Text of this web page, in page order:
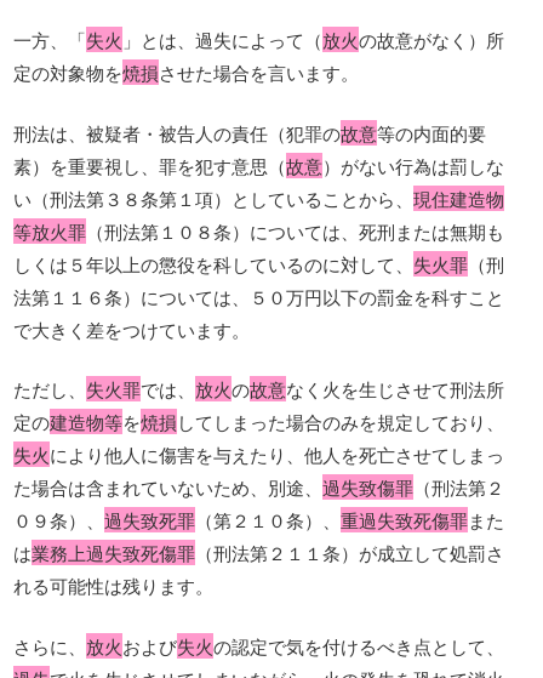
一方、「失火 」とは、過失によって（放火の故意がなく）所
定の対象物を焼損させた場合を言います。
刑法は、被疑者・被告人の責任（犯罪の故意等の内面的要
素）を重要視し、罪を犯す意思（故意）がない行為は罰しな
い（刑法第３８条第１項）としていることから、現住建造物
等放火罪 （刑法第１０８条）については、死刑または無期も
しくは５年以上の懲役を科しているのに対して、 失火罪 （刑
法第１１６条）については、５０万円以下の罰金を科すこと
で大きく差をつけています。
ただし、 失火罪では、 放火の故意なく火を生じさせて刑法所
定の建造物等を焼損してしまった場合のみを規定しており、
失火により他人に傷害を与えたり、他人を死亡させてしまっ
た場合は含まれていないため、別途、過失致傷罪 （刑法第２
０９条）、過失致死罪 （第２１０条）、重過失致死傷罪また
は業務上過失致死傷罪 （刑法第２１１条）が成立して処罰さ
れる可能性は残ります。
さらに、 放火および失火の認定で気を付けるべき点として、